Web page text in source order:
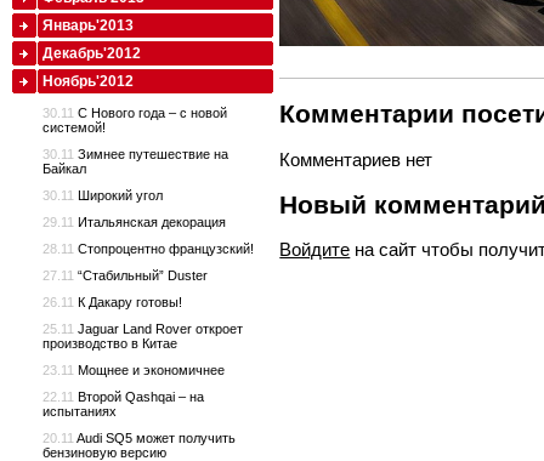
Комментарии
Комментариев нет
Новый
Войдите на сайт чтобы
Январь'2013
Декабрь'2012
Ноябрь'2012
30.11 С Нового года – с новой
системой!
30.11 Зимнее путешествие на
Байкал
30.11 Широкий угол
29.11 Итальянская декорация
28.11 Стопроцентно французский!
27.11 “Стабильный” Duster
26.11 К Дакару готовы!
25.11 Jaguar Land Rover откроет
производство в Китае
23.11 Мощнее и экономичнее
22.11 Второй Qashqai – на
испытаниях
20.11 Audi SQ5 может получить
бензиновую версию